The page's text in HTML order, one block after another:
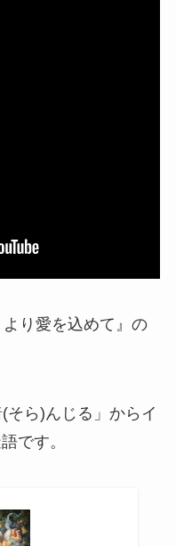
より愛を込めて』の
そら)んじる」からイ
です。